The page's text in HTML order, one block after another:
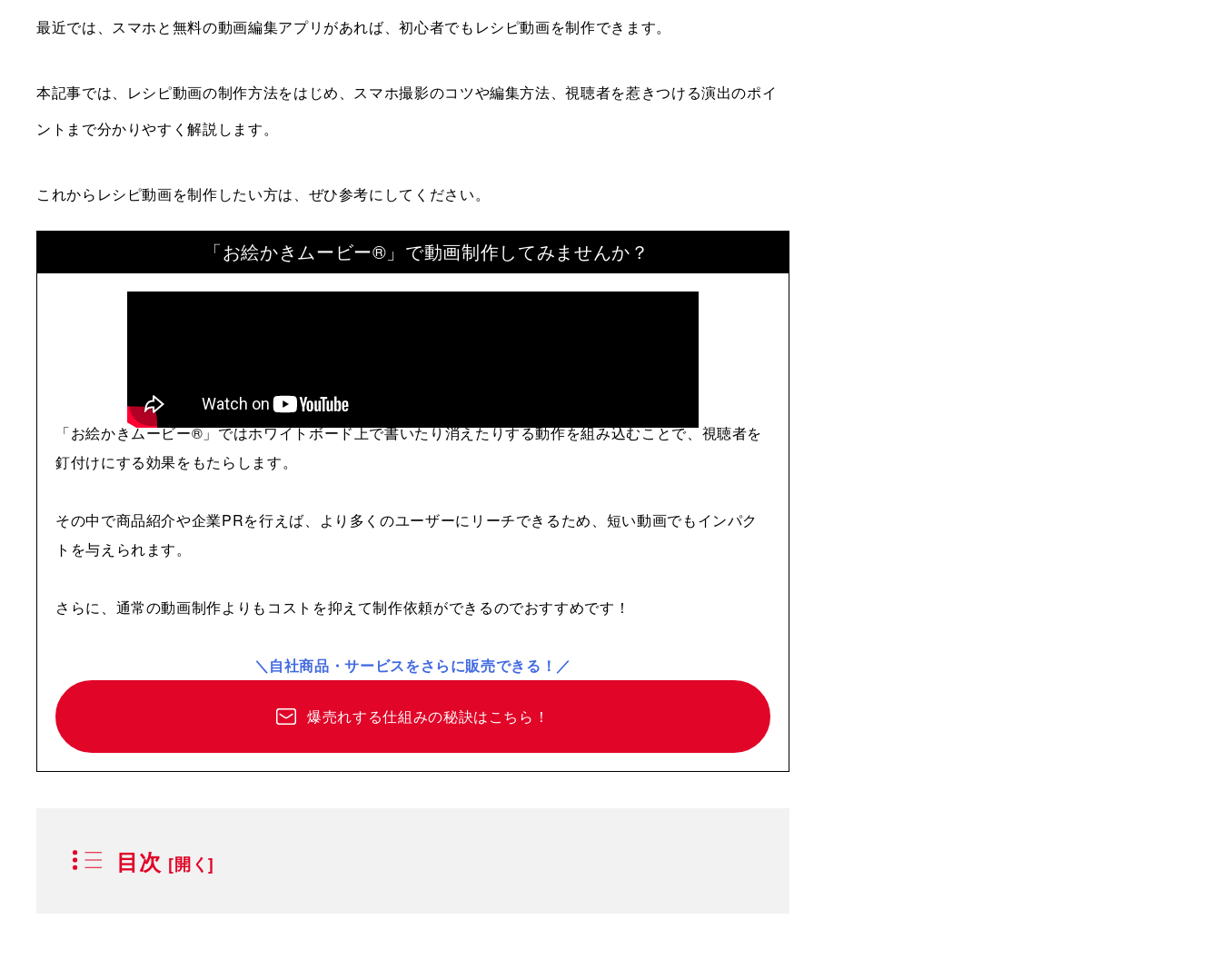
最近では、スマホと無料の動画編集アプリがあれば、初心者でもレシピ動画を制作できます。
本記事では、レシピ動画の制作方法をはじめ、スマホ撮影のコツや編集方法、視聴者を惹きつける演出のポイ
ントまで分かりやすく解説します。
これからレシピ動画を制作したい方は、ぜひ参考にしてください。
「お絵かきムービー®」で動画制作してみませんか？
「お絵かきムービー®」ではホワイトボード上で書いたり消えたりする動作を組み込むことで、視聴者を
釘付けにする効果をもたらします。
その中で商品紹介や企業PRを行えば、より多くのユーザーにリーチできるため、短い動画でもインパク
トを与えられます。
さらに、通常の動画制作よりもコストを抑えて制作依頼ができるのでおすすめです！
＼自社商品・サービスをさらに販売できる！／
爆売れする仕組みの秘訣はこちら！
目次